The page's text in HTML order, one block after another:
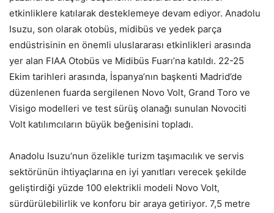
etkinliklere katılarak desteklemeye devam ediyor. Anadolu
Isuzu, son olarak otobüs, midibüs ve yedek parça
endüstrisinin en önemli uluslararası etkinlikleri arasında
yer alan FIAA Otobüs ve Midibüs Fuarı’na katıldı. 22-25
Ekim tarihleri arasında, İspanya’nın başkenti Madrid’de
düzenlenen fuarda sergilenen Novo Volt, Grand Toro ve
Visigo modelleri ve test sürüş olanağı sunulan Novociti
Volt katılımcıların büyük beğenisini topladı.
Anadolu Isuzu’nun özelikle turizm taşımacılık ve servis
sektörünün ihtiyaçlarına en iyi yanıtları verecek şekilde
geliştirdiği yüzde 100 elektrikli modeli Novo Volt,
sürdürülebilirlik ve konforu bir araya getiriyor. 7,5 metre